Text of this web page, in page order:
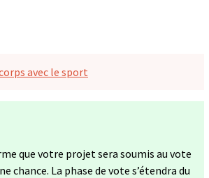
avec le sport
que votre projet sera soumis au vote
chance. La phase de vote s’étendra du